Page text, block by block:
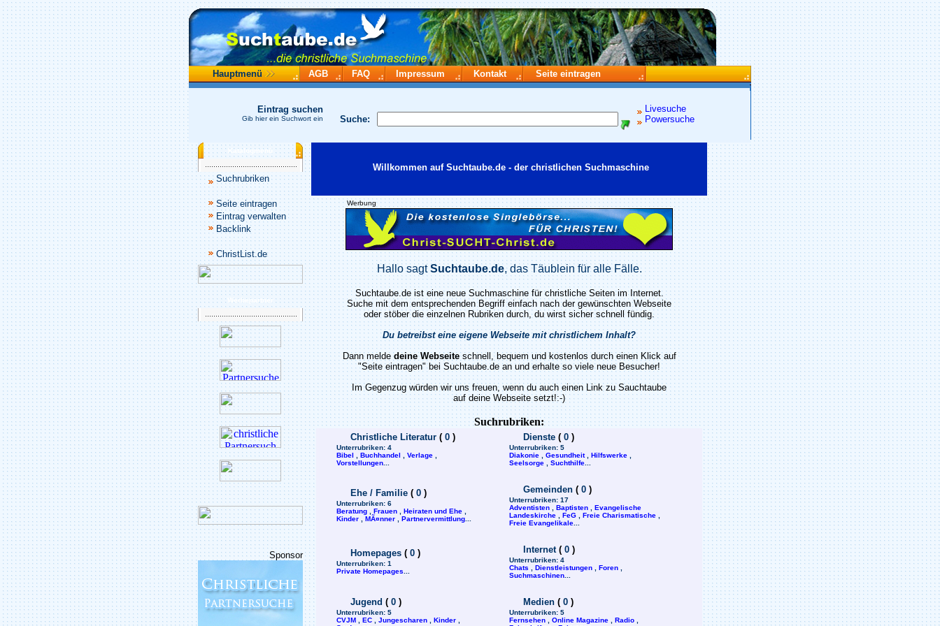
Hauptmenü AGB FAQ Impressum Kontakt Seite eintragen
Suche:
Livesuche
Powersuche
Eintrag suchen
Gib hier ein Suchwort ein
Katalogmenü
Suchrubriken
Seite eintragen
Eintrag verwalten
Backlink
ChristList.de
Werbepartner
Sponsor
Willkommen auf Suchtaube.de - der christlichen Suchmaschine
Werbung
Hallo sagtSuchtaube.de, das Täublein für alle Fälle.
Suchtaube.de ist eine neue Suchmaschine für christliche Seiten im Internet.
Suche mit dem entsprechenden Begriff einfach nach der gewünschten Webseite
oder stöber die einzelnen Rubriken durch, du wirst sicher schnell fündig.
Du betreibst eine eigene Webseite mit christlichem Inhalt?
Dann meldedeine Webseiteschnell, bequem und kostenlos durch einen Klick auf
"Seite eintragen" bei Suchtaube.de an und erhalte so viele neue Besucher!
Im Gegenzug würden wir uns freuen, wenn du auch einen Link zu Sauchtaube
auf deine Webseite setzt!:-)
Suchrubriken:
Christliche Literatur ( 0 )
Unterrubriken: 4
Bibel
Buchhandel Verlage
Vorstellungen
Dienste ( 0 )
Unterrubriken: 5
Diakonie
Gesundheit, Hilfswerke
Seelsorge
Suchthilfe
Ehe / Familie ( 0 )
Unterrubriken: 6
Beratung
Frauen Heiraten und Ehe
Kinder
MÃ¤nner Partnervermittlung
Gemeinden ( 0 )
Unterrubriken: 17
Adventisten
Baptisten
Evangelische
Landeskirche
FeG Freie Charismatische
Freie Evangelikale
Homepages ( 0 )
Unterrubriken: 1
Private Homepages
Internet( 0 )
Unterrubriken: 4
Chats
Dienstleistungen Foren
Suchmaschinen
Jugend ( 0 )
Unterrubriken: 5
CVJM
EC Jungescharen Kinder
Medien ( 0 )
Unterrubriken: 5
Fernsehen
Online Magazine Radio